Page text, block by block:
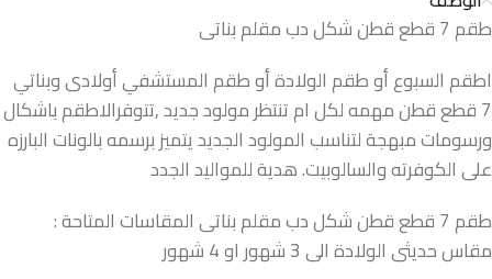
طقم 7 قطع قطن شكل دب مقلم بناتى
اطقم السبوع أو طقم الولادة أو طقم المستشفي أولادى وبناتي
7 قطع قطن مهمه لكل ام تنتظر مولود جديد ,تتوفرالاطقم باشكال
ورسومات مبهجة لتناسب المولود الجديد يتميز برسمه بالونات البارزه
على الكوفرته والسالوبيت. هدية للمواليد الجدد
طقم 7 قطع قطن شكل دب مقلم بناتى المقاسات المتاحة :
مقاس حديثى الولادة الى 3 شهور او 4 شهور